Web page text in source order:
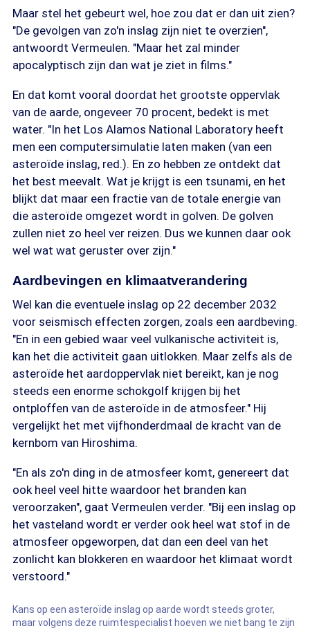
Maar stel het gebeurt wel, hoe zou dat er dan uit zien?
"De gevolgen van zo'n inslag zijn niet te overzien",
antwoordt Vermeulen. "Maar het zal minder
apocalyptisch zijn dan wat je ziet in films."
En dat komt vooral doordat het grootste oppervlak
van de aarde, ongeveer 70 procent, bedekt is met
water. "In het Los Alamos National Laboratory heeft
men een computersimulatie laten maken (van een
asteroïde inslag, red.). En zo hebben ze ontdekt dat
het best meevalt. Wat je krijgt is een tsunami, en het
blijkt dat maar een fractie van de totale energie van
die asteroïde omgezet wordt in golven. De golven
zullen niet zo heel ver reizen. Dus we kunnen daar ook
wel wat wat geruster over zijn."
Aardbevingen en klimaatverandering
Wel kan die eventuele inslag op 22 december 2032
voor seismisch effecten zorgen, zoals een aardbeving.
"En in een gebied waar veel vulkanische activiteit is,
kan het die activiteit gaan uitlokken. Maar zelfs als de
asteroïde het aardoppervlak niet bereikt, kan je nog
steeds een enorme schokgolf krijgen bij het
ontploffen van de asteroïde in de atmosfeer." Hij
vergelijkt het met vijfhonderdmaal de kracht van de
kernbom van Hiroshima.
"En als zo'n ding in de atmosfeer komt, genereert dat
ook heel veel hitte waardoor het branden kan
veroorzaken", gaat Vermeulen verder. "Bij een inslag op
het vasteland wordt er verder ook heel wat stof in de
atmosfeer opgeworpen, dat dan een deel van het
zonlicht kan blokkeren en waardoor het klimaat wordt
verstoord."
Kans op een asteroïde inslag op aarde wordt steeds groter,
maar volgens deze ruimtespecialist hoeven we niet bang te zijn